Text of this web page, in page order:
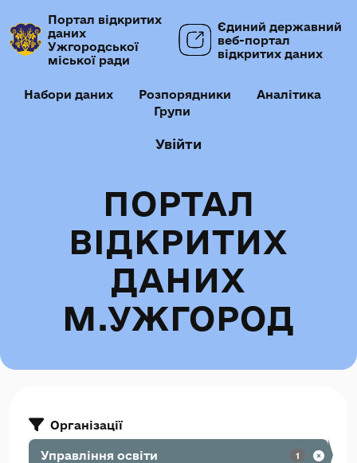
Портал відкритих
даних
Ужгородської
міської ради
Єдиний державний
веб-портал
відкритих даних
Набори даних Розпорядники
Аналітика
Групи
Увійти
ПОРТАЛ
ВІДКРИТИХ
ДАНИХ
М.УЖГОРОД
Організації
Управління освіти 1